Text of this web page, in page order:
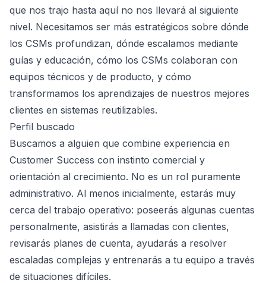
que nos trajo hasta aquí no nos llevará al siguiente
nivel. Necesitamos ser más estratégicos sobre dónde
los CSMs profundizan, dónde escalamos mediante
guías y educación, cómo los CSMs colaboran con
equipos técnicos y de producto, y cómo
transformamos los aprendizajes de nuestros mejores
clientes en sistemas reutilizables.
Perfil buscado
Buscamos a alguien que combine experiencia en
Customer Success con instinto comercial y
orientación al crecimiento. No es un rol puramente
administrativo. Al menos inicialmente, estarás muy
cerca del trabajo operativo: poseerás algunas cuentas
personalmente, asistirás a llamadas con clientes,
revisarás planes de cuenta, ayudarás a resolver
escaladas complejas y entrenarás a tu equipo a través
de situaciones difíciles.